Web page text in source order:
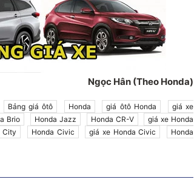
Ngọc Hân (Theo Honda)
Bảng giá ôtô Honda giá ôtô Honda
giá xe
Brio Honda Jazz Honda CR-V
giá xe Honda
City Honda Civic giá xe Honda Civic
Honda